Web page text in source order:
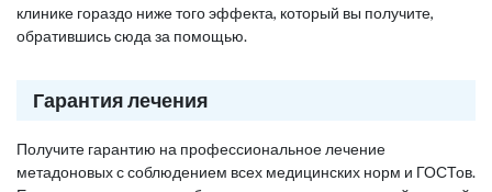
клинике гораздо ниже того эффекта, который вы получите,
обратившись сюда за помощью.
Гарантия лечения
Получите гарантию на профессиональное лечение
метадоновых с соблюдением всех медицинских норм и ГОСТов.